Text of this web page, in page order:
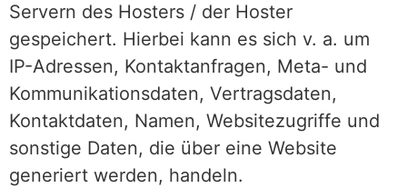
Servern des Hosters / der Hoster
gespeichert. Hierbei kann es sich v. a. um
IP-Adressen, Kontaktanfragen, Meta- und
Kommunikationsdaten, Vertragsdaten,
Kontaktdaten, Namen, Websitezugriffe und
sonstige Daten, die über eine Website
generiert werden, handeln.